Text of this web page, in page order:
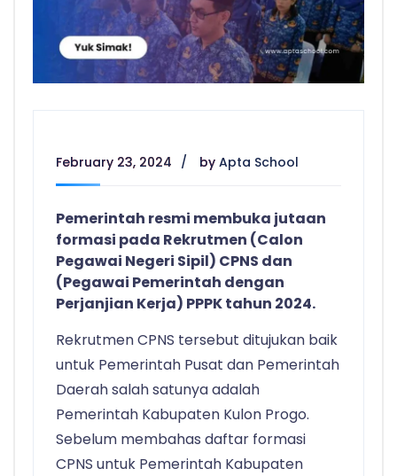
February 23, 2024 by Apta School
Pemerintah resmi membuka jutaan
formasi pada Rekrutmen (Calon
Pegawai Negeri Sipil) CPNS dan
(Pegawai Pemerintah dengan
Perjanjian Kerja) PPPK tahun 2024.
Rekrutmen CPNS tersebut ditujukan baik
untuk Pemerintah Pusat dan Pemerintah
Daerah salah satunya adalah
Pemerintah Kabupaten Kulon Progo.
Sebelum membahas daftar formasi
CPNS untuk Pemerintah Kabupaten